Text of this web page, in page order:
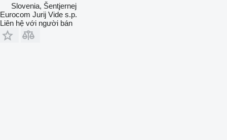
Slovenia, Šentjernej
Eurocom Jurij Vide s.p.
Liên hệ với người bán